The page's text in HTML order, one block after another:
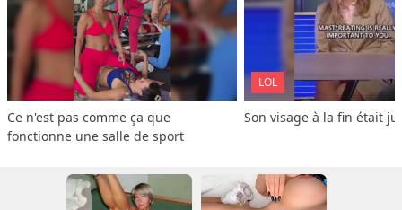
Ce n'est pas comme ça que
fonctionne une salle de sport
LOL
Son visage à la fin était